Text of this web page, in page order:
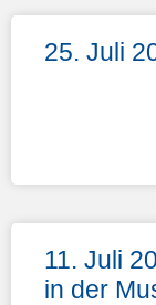
25. Juli
11. Juli
in der